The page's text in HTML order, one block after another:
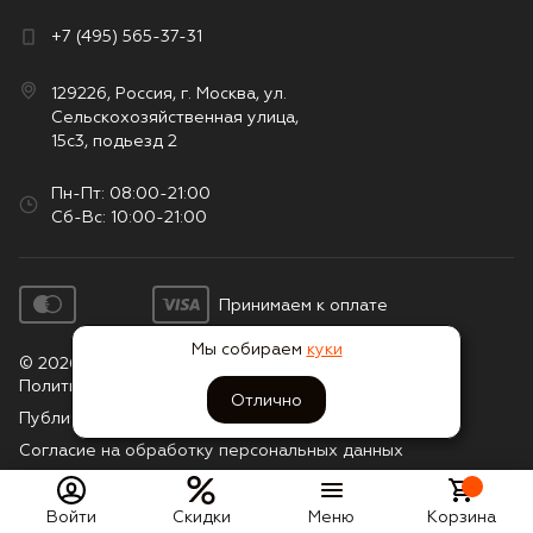
+7 (495) 565-37-31
129226, Россия, г. Москва, ул.
Сельскохозяйственная улица,
15с3, подьезд 2
Пн-Пт: 08:00-21:00
Сб-Вс: 10:00-21:00
© 2026. Все права защищены
Принимаем к оплате
Политика конфиденциальности
Публичная оферта
Согласие на обработку персональных данных
Войти Скидки Меню Корзина
Мы собираем куки
Отлично